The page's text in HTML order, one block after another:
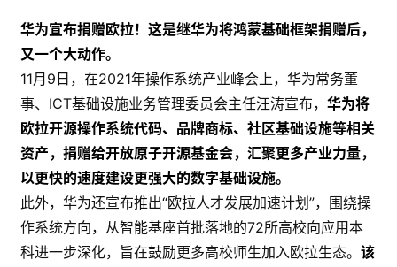
华为宣布捐赠欧拉！这是继华为将鸿蒙基础框架捐赠后，
又一个大动作。
11月9日，在2021年操作系统产业峰会上，华为常务董
事、ICT基础设施业务管理委员会主任汪涛宣布， 华为将
欧拉开源操作系统代码、品牌商标、社区基础设施等相关
资产，捐赠给开放原子开源基金会，汇聚更多产业力量，
以更快的速度建设更强大的数字基础设施。
此外，华为还宣布推出“欧拉人才发展加速计划”，围绕操
作系统方向，从智能基座首批落地的72所高校向应用本
科进一步深化，旨在鼓励更多高校师生加入欧拉生态。 该